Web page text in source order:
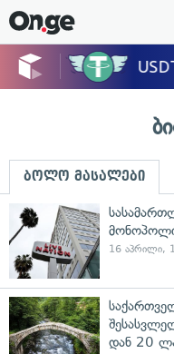
ბოლო მასალები
16 აპრილი,
დან 20